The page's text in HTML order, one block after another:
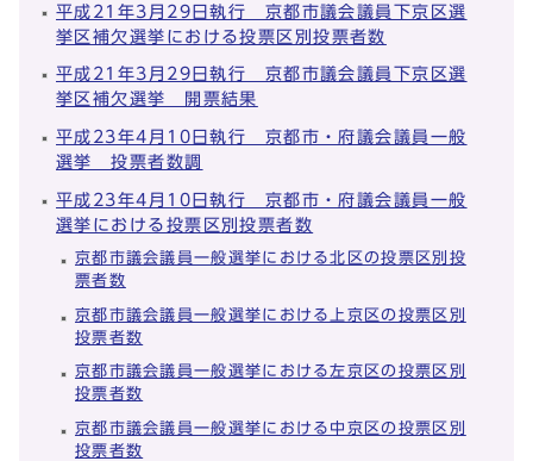
平成21年3月29日執行 京都市議会議員下京区選
挙区補欠選挙における投票区別投票者数
平成21年3月29日執行 京都市議会議員下京区選
挙区補欠選挙 開票結果
平成23年4月10日執行 京都市・府議会議員一般
選挙 投票者数調
平成23年4月10日執行 京都市・府議会議員一般
選挙における投票区別投票者数
京都市議会議員一般選挙における北区の投票区別投
票者数
京都市議会議員一般選挙における上京区の投票区別
投票者数
京都市議会議員一般選挙における左京区の投票区別
投票者数
京都市議会議員一般選挙における中京区の投票区別
投票者数